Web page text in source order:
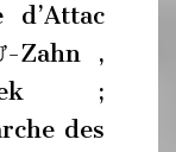
d’Attac
Zahn ,
;
des